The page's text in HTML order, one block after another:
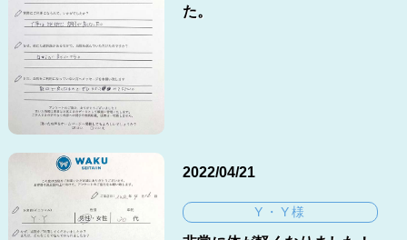
た。
2022/04/21
Y・Y様